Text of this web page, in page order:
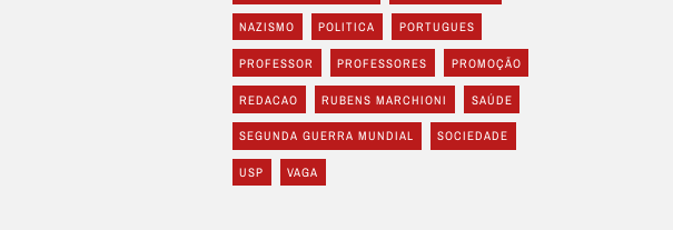
NAZISMO POLITICA PORTUGUES
PROFESSOR PROFESSORES PROMOÇÃO
REDACAO RUBENS MARCHIONI SAÚDE
SEGUNDA GUERRA MUNDIAL SOCIEDADE
USP VAGA